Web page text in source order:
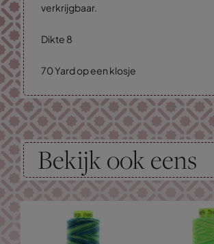
verkrijgbaar.
Dikte 8
70 Yard op een klosje
Bekijk ook eens